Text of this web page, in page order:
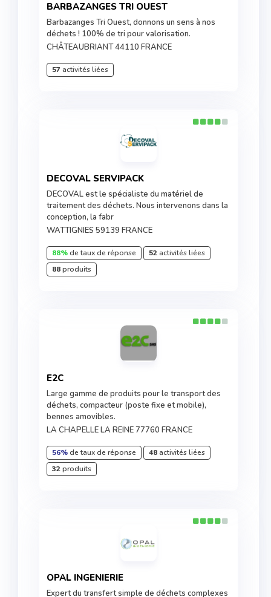
BARBAZANGES TRI OUEST
Barbazanges Tri Ouest, donnons un sens à nos
déchets ! 100% de tri pour valorisation.
CHÂTEAUBRIANT 44110 FRANCE
57activités liées
DECOVAL SERVIPACK
DECOVAL est le spécialiste du matériel de
traitement des déchets. Nous intervenons dans la
conception, la fabr
WATTIGNIES 59139 FRANCE
88%de taux de réponse 52activités liées
88produits
E2C
Large gamme de produits pour le transport des
déchets, compacteur (poste fixe et mobile),
bennes amovibles.
LA CHAPELLE LA REINE 77760 FRANCE
56%de taux de réponse 48activités liées
32produits
OPAL INGENIERIE
Expert du transfert simple de déchets complexes